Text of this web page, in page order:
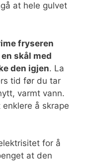
at hele gulvet
fryseren
skål med
den igjen. La
tid før du tar
varmt vann.
å skrape
for å
at den